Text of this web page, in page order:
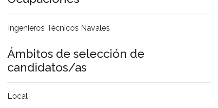
Ingenieros Técnicos Navales
Ámbitos de selección de
candidatos/as
Local